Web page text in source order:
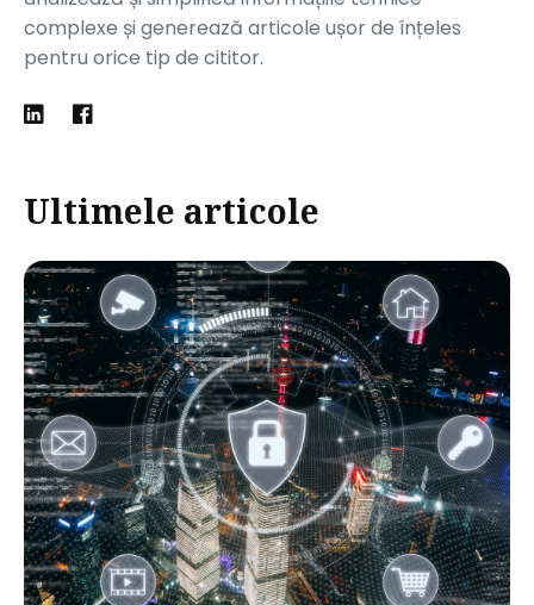
complexe și generează articole ușor de înțeles
pentru orice tip de cititor.
Ultimele articole